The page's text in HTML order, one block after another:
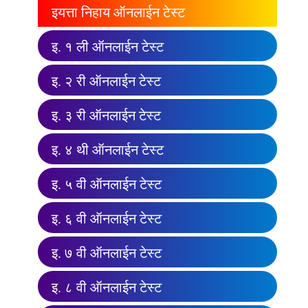
इयत्ता निहाय ऑनलाईन टेस्ट
इ. १ ली ऑनलाईन टेस्ट
इ. २ री ऑनलाईन टेस्ट
इ. ३ री ऑनलाईन टेस्ट
इ. ४ थी ऑनलाईन टेस्ट
इ. ५ वी ऑनलाईन टेस्ट
इ. ६ वी ऑनलाईन टेस्ट
इ. ७ वी ऑनलाईन टेस्ट
इ. ८ वी ऑनलाईन टेस्ट